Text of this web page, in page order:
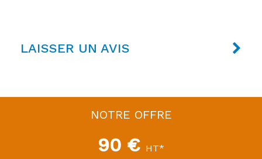
LAISSER UN AVIS
NOTRE OFFRE
90 € HT*